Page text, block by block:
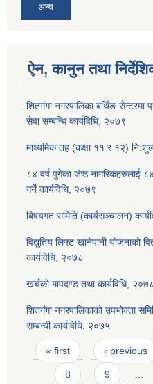
अन्य
ऐन, कानुन तथा
शितगंगा नगरपालिका बर्थिङ
सेवा सम्बन्धि कार्यविधि, २०७९
माध्यमिक तह (कक्षा ११ र १२)
८४ वर्ष पुगेका जेष्ठ नागरिकहरुलाई
गर्ने कार्यविधि, २०७९
बिषयगत समिति (कार्यसञ्चालन)
विद्युतिय लिफ्ट खानेपानी योजनाको
कार्यविधि, २०७८
खर्चको मापदण्ड तथा कार्यविधि, २०७८
शितगंगा नगरपालिकाको उपभोक्ता
सम्बन्धी कार्यविधि, २०७५
Pages
« first ‹ previous
8 9